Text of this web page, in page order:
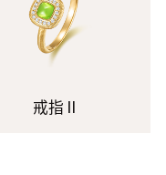
戒指Ⅱ